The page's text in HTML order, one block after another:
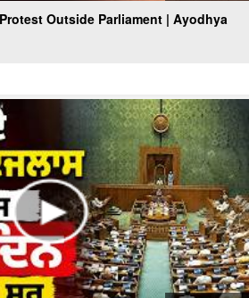
Outside Parliament | Ayodhya